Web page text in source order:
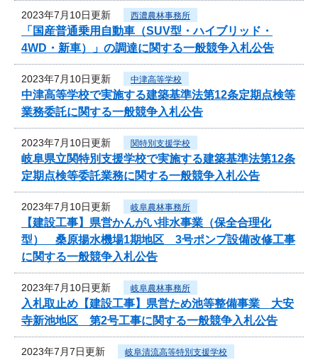
2023年7月10日更新 西濃農林事務所
「国産普通乗用自動車（SUV型・ハイブリッド・
4WD・新車）」の調達に関する一般競争入札公告
2023年7月10日更新 中津高等学校
中津高等学校で実施する建築基準法第12条定期点検等
業務委託に関する一般競争入札公告
2023年7月10日更新 関特別支援学校
岐阜県立関特別支援学校で実施する建築基準法第12条
定期点検等委託業務に関する一般競争入札公告
2023年7月10日更新 岐阜農林事務所
【建設工事】県営かんがい排水事業（保全合理化
型） 桑原揚水機場1期地区 3号ポンプ設備改修工事
に関する一般競争入札公告
2023年7月10日更新 岐阜農林事務所
入札取止め【建設工事】県営ため池等整備事業 大安
寺新池地区 第2号工事に関する一般競争入札公告
2023年7月7日更新 岐阜清流高等特別支援学校